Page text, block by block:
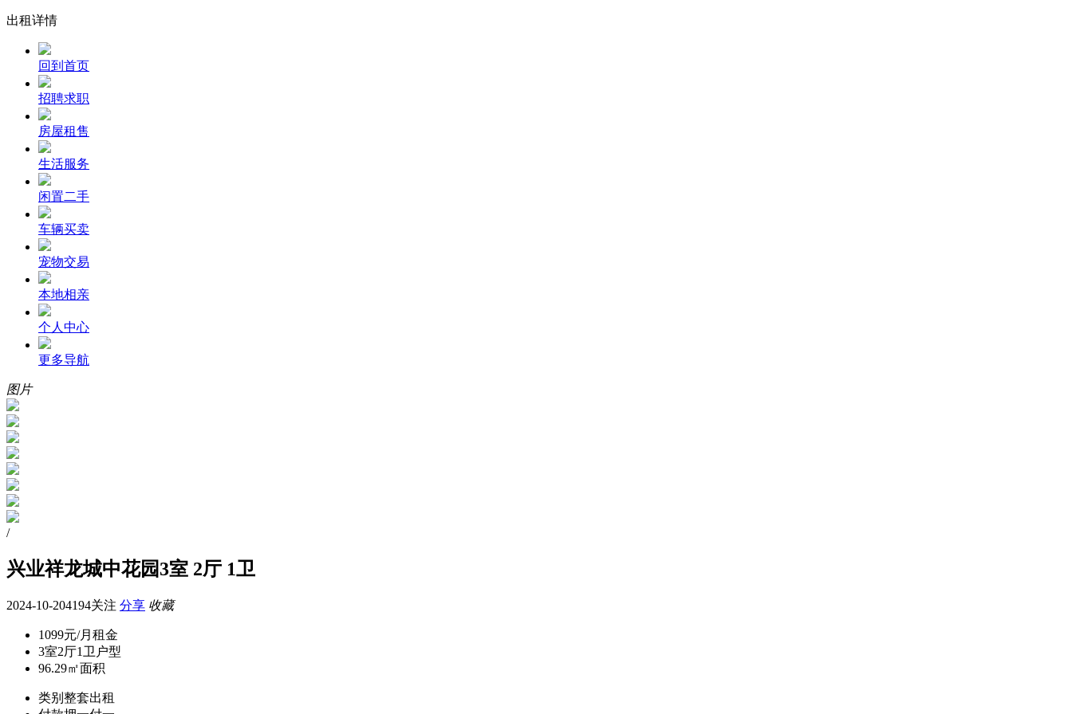
出租详情
回到首页
招聘求职
房屋租售
生活服务
闲置二手
车辆买卖
宠物交易
本地相亲
个人中心
更多导航
图片
/
兴业祥龙城中花园3室 2厅 1卫
2024-10-204194关注 分享 收藏
1099元/月 租金
3室2厅1卫 户型
96.29㎡面积
类别 整套出租